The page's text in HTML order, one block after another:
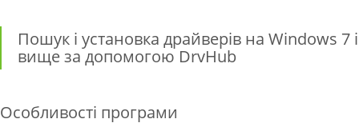
Пошук і установка драйверів на Windows 7 і
вище за допомогою DrvHub
Особливості програми